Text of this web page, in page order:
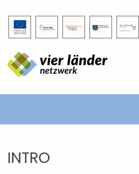
Befragung
Kampagne
Ausstellung
Kontakte
Impressum
INTRO